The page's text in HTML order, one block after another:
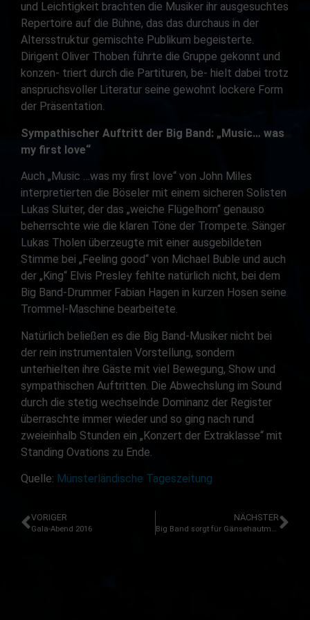
und Leichtigkeit brachten die Musiker ihr ausgesuchtes
Repertoire auf die Bühne, das das durchaus in der
Altersstruktur gemischte Publikum begeisterte.
Dirigent Oliver Thoben führte die Gruppe gekonnt und
konzen- triert durch die Partituren, be- hielt dabei trotz
anspruchsvoller Literatur seine gewohnt lockere Form
der Präsentation.
Sympathischer Auftritt der Big Band: „Music… was
my first love“
Auch „Music …was my first love“ von John Miles
interpretierten die Böseler mit einem sicheren Solisten
Lukas Sluiter, der das „weiche Flügelhorn“ genauso
beherrschte wie die klaren Töne der Trompete. Sänger
Lukas Tholen überzeugte mit einer ausgebildeten
Stimme bei „Feeling good“ von Michael Buble und auch
der „King“ Elvis Presley fehlte natürlich nicht, bei dem
Big Band-Drummer Fabian Hagen in kurzen Hosen seine
Trommel-Maschine bearbeitete.
Natürlich beließen es die Big Band-Musiker nicht bei
der rein instrumentalen Vorstellung, sondern
unterhielten ihre Gäste mit viel Bewegung, Show und
sympathischen Auftritten. Die Abwechslung im Sound
durch die stetig wechselnde Dominanz der Register
überraschte immer wieder und so ging nach rund
zweieinhalb Stunden ein „Konzert der Extraklasse“ mit
Standing Ovations zu Ende.
Quelle: Münsterländische Tageszeitung
VORIGER
Gala-Abend 2016
NÄCHSTER
Big Band sorgt für Gänsehautmomente